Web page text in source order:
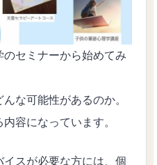
のセミナーから始めてみ
な可能性があるのか。
容になっています。
イスが必要な方には、個